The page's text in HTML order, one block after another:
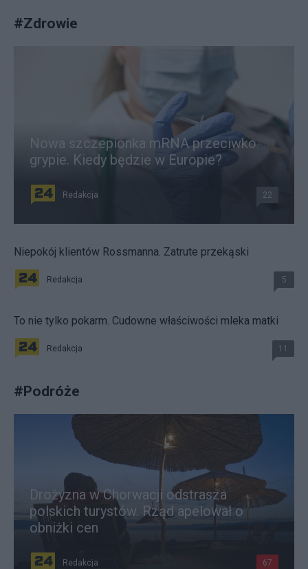
#Zdrowie
Nowa szczepionka mRNA przeciwko
grypie. Kiedy będzie w Europie?
Redakcja 22
Niepokój klientów Rossmanna. Zatrute przekąski
Redakcja 5
To nie tylko pokarm. Cudowne właściwości mleka matki
Redakcja 11
#Podróże
Drożyzna w Chorwacji odstrasza
polskich turystów. Rząd apelował o
obniżki cen
Redakcja 67